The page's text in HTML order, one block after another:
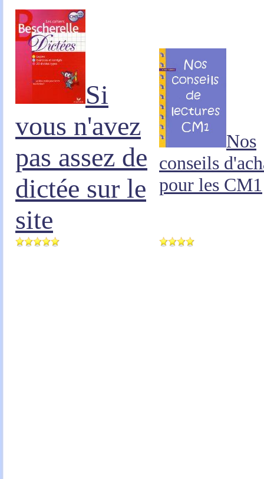
Si
vous n'avez
pas assez de
dictée sur le
site
Nos
conseils
pour les CM1